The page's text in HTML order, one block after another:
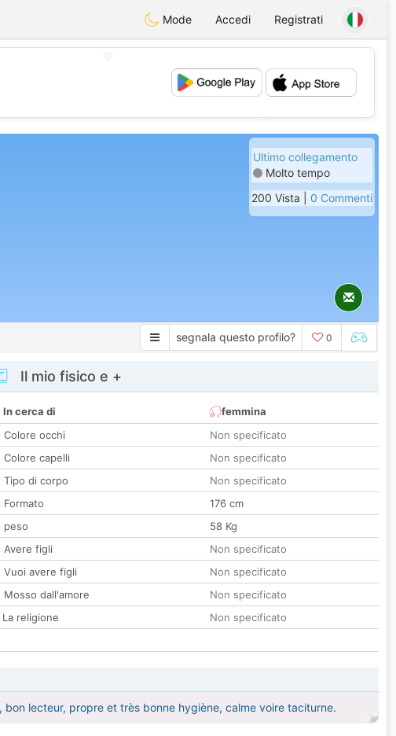
Mode Accedi Registrati
Ultimo collegamento
Molto tempo
200 Vista | 0 Commenti
segnala questo profilo? 0
Il mio fisico e +
In cerca di
femmina
Colore occhi
Non specificato
Colore capelli
Non specificato
Tipo di corpo
Non specificato
Formato
176 cm
peso
58 Kg
Avere figli
Non specificato
Vuoi avere figli
Non specificato
Mosso dall'amore
Non specificato
La religione
Non specificato
lecteur, propre et très bonne hygiène, calme voire taciturne.